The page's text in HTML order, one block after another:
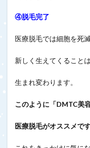
④脱毛完了
医療脱毛では細胞を死
新しく生えてくること
生まれ変わります。
このように「DMTC美
医療脱毛がオススメで